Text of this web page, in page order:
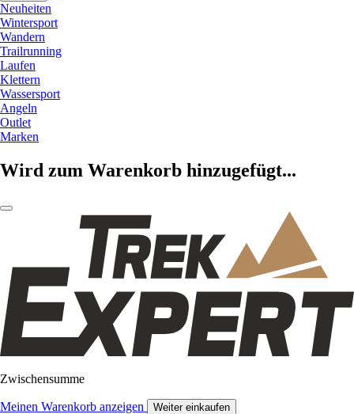
Neuheiten
Wintersport
Wandern
Trailrunning
Laufen
Klettern
Wassersport
Angeln
Outlet
Marken
Wird zum Warenkorb hinzugefügt...
Zwischensumme
Meinen Warenkorb anzeigen Weiter einkaufen